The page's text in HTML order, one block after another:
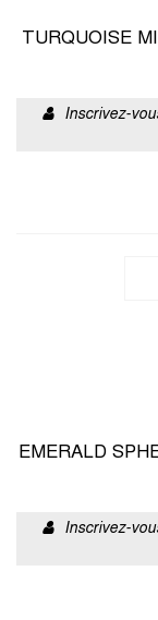
TURQUOISE
Inscrivez-
EMERALD
Inscrivez-